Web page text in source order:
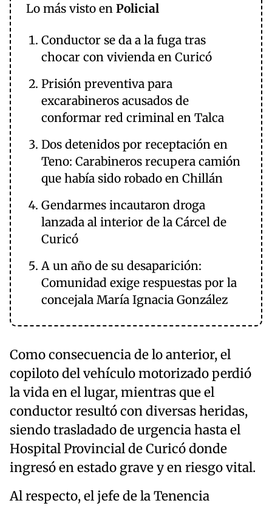
Lo más visto en Policial
Conductor se da a la fuga tras
chocar con vivienda en Curicó
Prisión preventiva para
excarabineros acusados de
conformar red criminal en Talca
Dos detenidos por receptación en
Teno: Carabineros recupera camión
que había sido robado en Chillán
Gendarmes incautaron droga
lanzada al interior de la Cárcel de
Curicó
A un año de su desaparición:
Comunidad exige respuestas por la
concejala María Ignacia González
Como consecuencia de lo anterior, el
copiloto del vehículo motorizado perdió
la vida en el lugar, mientras que el
conductor resultó con diversas heridas,
siendo trasladado de urgencia hasta el
Hospital Provincial de Curicó donde
ingresó en estado grave y en riesgo vital.
Al respecto, el jefe de la Tenencia